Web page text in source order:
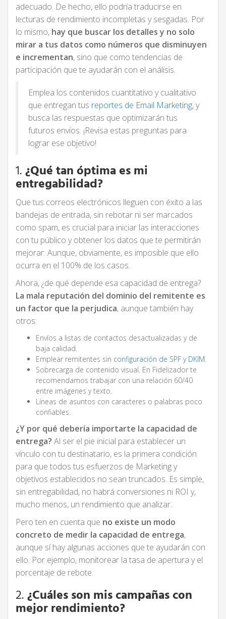
adecuado. De hecho, ello podría traducirse en
lecturas de rendimiento incompletas y sesgadas. Por
lo mismo, hay que buscar los detalles y no solo
mirar a tus datos como números que disminuyen
e incrementan, sino que como tendencias de
participación que te ayudarán con el análisis.
Emplea los contenidos cuantitativo y cualitativo
que entregan tus reportes de Email Marketing, y
busca las respuestas que optimizarán tus
futuros envíos. ¡Revisa estas preguntas para
lograr ese objetivo!
1.¿Qué tan óptima es mi
entregabilidad?
Que tus correos electrónicos lleguen con éxito a las
bandejas de entrada, sin rebotar ni ser marcados
como spam, es crucial para iniciar las interacciones
con tu público y obtener los datos que te permitirán
mejorar. Aunque, obviamente, es imposible que ello
ocurra en el 100% de los casos.
Ahora, ¿de qué depende esa capacidad de entrega?
La mala reputación del dominio del remitente es
un factor que la perjudica, aunque también hay
otros:
Envíos a listas de contactos desactualizadas y de
baja calidad.
Emplear remitentes sin configuración de SPF y DKIM
Sobrecarga de contenido visual. En Fidelizador te
recomendamos trabajar con una relación 60/40
entre imágenes y texto.
Líneas de asuntos con caracteres o palabras poco
confiables.
¿Y por qué debería importarte la capacidad de
entrega? Al ser el pie inicial para establecer un
vínculo con tu destinatario, es la primera condición
para que todos tus esfuerzos de Marketing y
objetivos establecidos no sean truncados. Es simple,
sin entregabilidad, no habrá conversiones ni ROI y,
mucho menos, un rendimiento que analizar.
Pero ten en cuenta que no existe un modo
concreto de medir la capacidad de entrega,
aunque sí hay algunas acciones que te ayudarán con
ello. Por ejemplo, monitorear la tasa de apertura y el
porcentaje de rebote.
2.¿Cuáles son mis campañas con
mejor rendimiento?